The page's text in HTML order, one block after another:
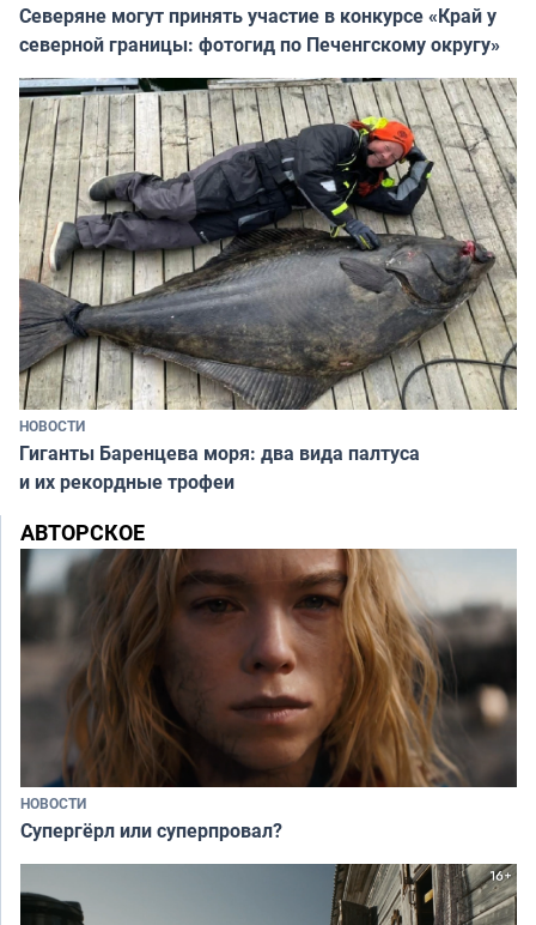
Северяне могут принять участие в конкурсе «Край у
северной границы: фотогид по Печенгскому округу»
НОВОСТИ
Гиганты Баренцева моря: два вида палтуса
и их рекордные трофеи
АВТОРСКОЕ
НОВОСТИ
Супергёрл или суперпровал?